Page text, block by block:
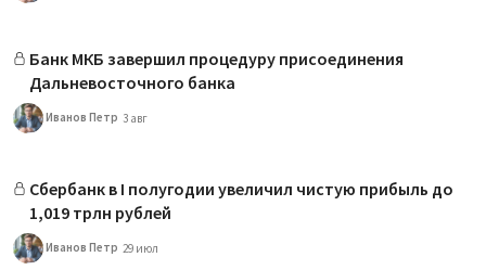
Банк МКБ завершил процедуру присоединения
Дальневосточного банка
Иванов Петр 3 авг
Сбербанк в I полугодии увеличил чистую прибыль до
1,019 трлн рублей
Иванов Петр 29 июл